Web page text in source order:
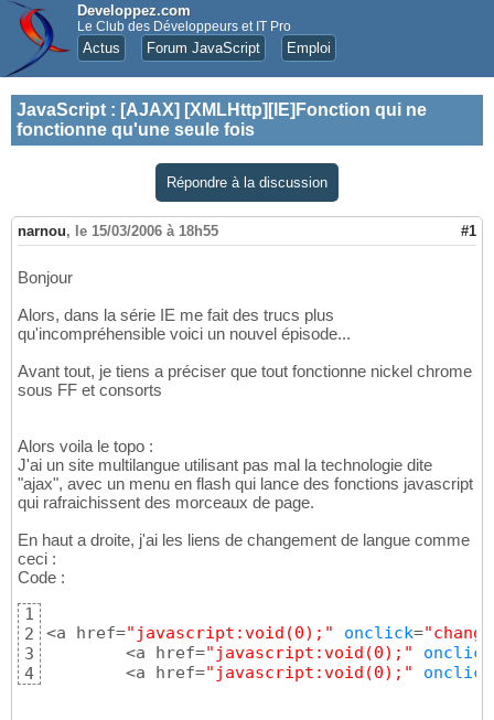
Developpez.com
Le Club des Développeurs et IT Pro
Actus Forum JavaScript Emploi
JavaScript : [AJAX] [XMLHttp][IE]Fonction qui ne
fonctionne qu'une seule fois
Répondre à la discussion
narnou, le 15/03/2006 à 18h55 #1
Bonjour
Alors, dans la série IE me fait des trucs plus
qu'incompréhensible voici un nouvel épisode...
Avant tout, je tiens a préciser que tout fonctionne nickel chrome
sous FF et consorts
Alors voila le topo :
J'ai un site multilangue utilisant pas mal la technologie dite
"ajax", avec un menu en flash qui lance des fonctions javascript
qui rafraichissent des morceaux de page.
En haut a droite, j'ai les liens de changement de langue comme
ceci :
Code :
1
2
3
4
<a href="javascript:void(0);" onclick=
	<a href=
"javascript:void(0);" onclick
	<a href=
"javascript:void(0);" onclick